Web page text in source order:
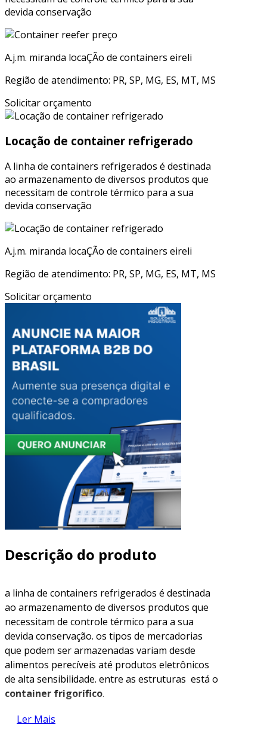
devida conservação
A.j.m. miranda locaÇÃo de containers eireli
Região de atendimento: PR, SP, MG, ES, MT, MS
Solicitar orçamento
Locação de container refrigerado
A linha de containers refrigerados é destinada
ao armazenamento de diversos produtos que
necessitam de controle térmico para a sua
devida conservação
A.j.m. miranda locaÇÃo de containers eireli
Região de atendimento: PR, SP, MG, ES, MT, MS
Solicitar orçamento
Descrição do produto
a linha de containers refrigerados é destinada
ao armazenamento de diversos produtos que
necessitam de controle térmico para a sua
devida conservação. os tipos de mercadorias
que podem ser armazenadas variam desde
alimentos perecíveis até produtos eletrônicos
de alta sensibilidade. entre as estruturas está o
container frigorífico.
detalhes básicos sobre o produto
Ler Mais